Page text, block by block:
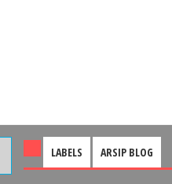
LABELS ARSIP BLOG